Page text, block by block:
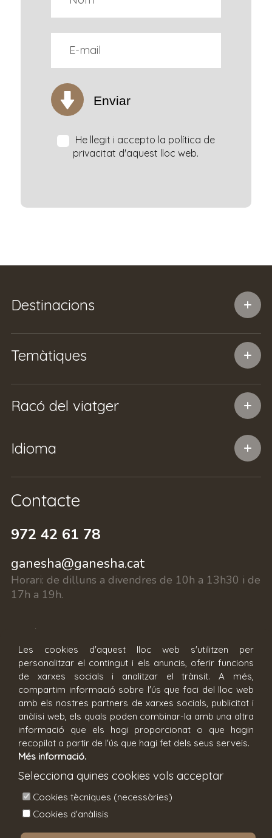
Enviar
He llegit i accepto la política de
privacitat d'aquest lloc web.
Destinacions
Temàtiques
Racó del viatger
Idioma
Contacte
972 42 61 78
ganesha@ganesha.cat
Horari: de dilluns a divendres de 10h a 13h30 i de
17h a 19h.
c/ Fontanilles 15, 17002 Girona
Reserva cita
Política de privacitat
Configuració de cookies
Les cookies d'aquest lloc web s'utilitzen per
personalitzar el contingut i els anuncis, oferir funcions
de xarxes socials i analitzar el trànsit. A més,
compartim informació sobre l'ús que faci del lloc web
amb els nostres partners de xarxes socials, publicitat i
anàlisi web, els quals poden combinar-la amb una altra
informació que els hagi proporcionat o que hagin
recopilat a partir de l'ús que hagi fet dels seus serveis.
Més informació.
Selecciona quines cookies vols acceptar
Cookies tècniques (necessàries)
Cookies d'anàlisis